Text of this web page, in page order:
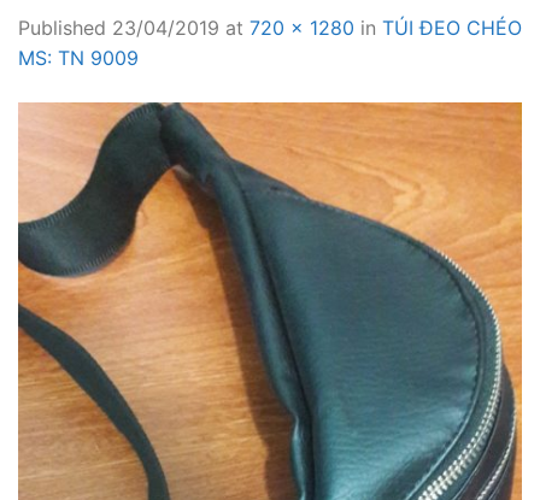
Published 23/04/2019 at 720 × 1280 in TÚI ĐEO CHÉO
MS: TN 9009